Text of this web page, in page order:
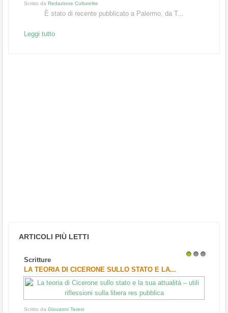
Scritto da Redazione Culturelite
È stato di recente pubblicato a Palermo, da T...
Leggi tutto
ARTICOLI PIÙ LETTI
Scritture
LA TEORIA DI CICERONE SULLO STATO E LA...
Scritto da Giovanni Teresi